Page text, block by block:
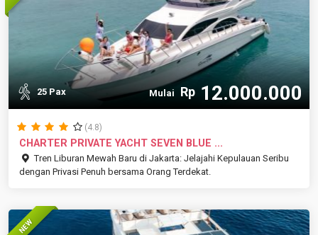
25 Pax Mulai Rp 12.000.000
(4.8)
CHARTER PRIVATE YACHT SEVEN BLUE ...
Tren Liburan Mewah Baru di Jakarta: Jelajahi Kepulauan Seribu
dengan Privasi Penuh bersama Orang Terdekat.
NEW